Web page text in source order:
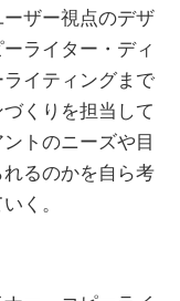
ザー視点のデザ
ライター・ディ
イティングまで
くりを担当して
トのニーズや目
るのかを自ら考
く。